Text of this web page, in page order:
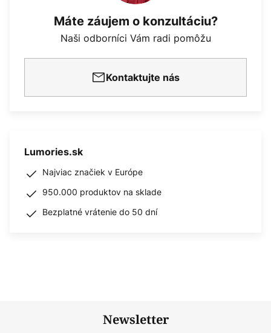
Máte záujem o konzultáciu?
Naši odborníci Vám radi pomôžu
Kontaktujte nás
Lumories.sk
Najviac značiek v Európe
950.000 produktov na sklade
Bezplatné vrátenie do 50 dní
Newsletter